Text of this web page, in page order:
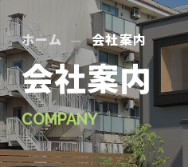
ホーム 会社案内
会社案内
COMPANY